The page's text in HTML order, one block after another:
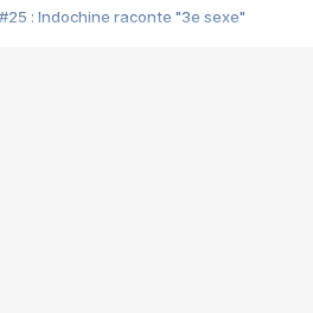
#25 : Indochine raconte "3e sexe"